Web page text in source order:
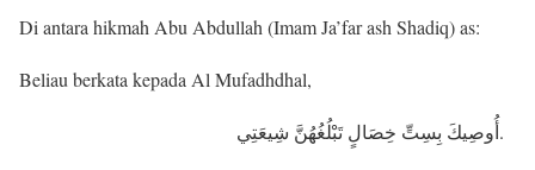
Di antara hikmah Abu Abdullah (Imam Ja’far ash Shadiq) as:
Beliau berkata kepada Al Mufadhdhal,
أُوصِيكَ بِسِتِّ خِصَالٍ تَبْلُغُهُنَّ شِيعَتِي.